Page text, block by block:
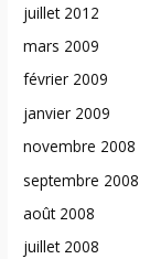
juillet 2012
mars 2009
février 2009
janvier 2009
novembre 2008
septembre 2008
août 2008
juillet 2008